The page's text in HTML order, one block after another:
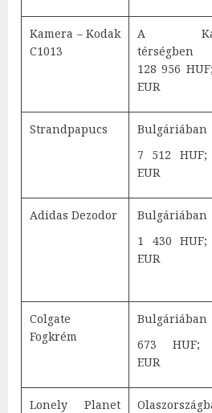
Kamera – Kodak
C1013
A
térségben
128 956
EUR
Strandpapucs
Bulgáriában
7 512 HUF;
EUR
Adidas Dezodor
Bulgáriában
1 430 HUF;
EUR
Colgate
Fogkrém
Bulgáriában
673 HUF;
EUR
Lonely Planet